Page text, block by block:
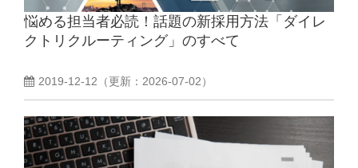
よくあるご質問
悩める担当者必読！話題の新採用方法「ダイレ
クトリクルーティング」のすべて
2019-12-12 （更新： 2026-07-02）